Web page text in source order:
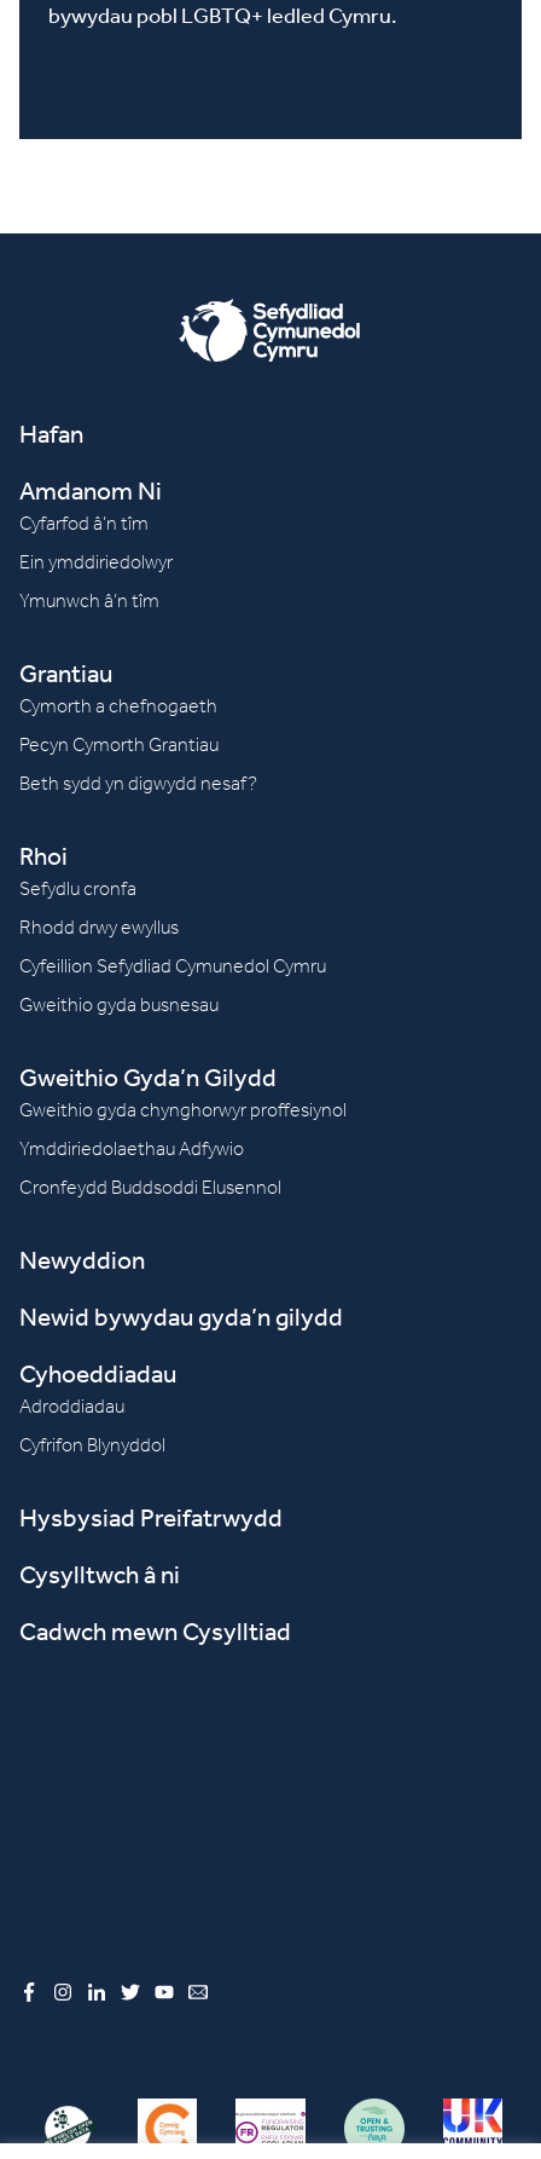
bywydau pobl LGBTQ+ ledled Cymru.
Hafan
Amdanom Ni
Cyfarfod â’n tîm
Ein ymddiriedolwyr
Ymunwch â’n tîm
Grantiau
Cymorth a chefnogaeth
Pecyn Cymorth Grantiau
Beth sydd yn digwydd nesaf?
Rhoi
Sefydlu cronfa
Rhodd drwy ewyllus
Cyfeillion Sefydliad Cymunedol Cymru
Gweithio gyda busnesau
Gweithio Gyda’n Gilydd
Gweithio gyda chynghorwyr proffesiynol
Ymddiriedolaethau Adfywio
Cronfeydd Buddsoddi Elusennol
Newyddion
Newid bywydau gyda’n gilydd
Cyhoeddiadau
Adroddiadau
Cyfrifon Blynyddol
Hysbysiad Preifatrwydd
Cysylltwch â ni
Cadwch mewn Cysylltiad